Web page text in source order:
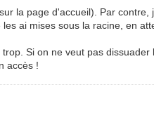
la page d'accueil). Par
ai mises sous la racine, en
Si on ne veut pas
accès !